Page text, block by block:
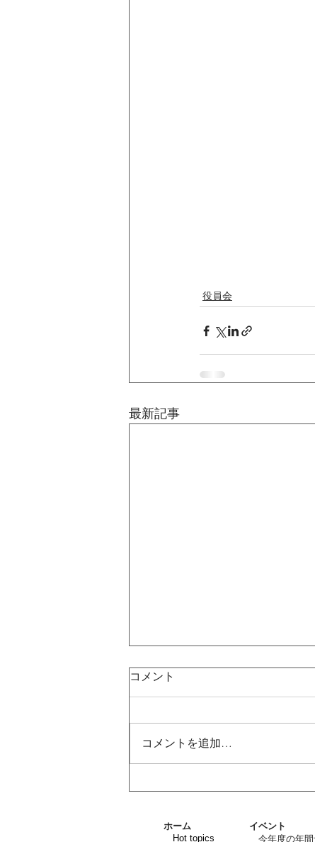
役員会
最新記事
2026年7月度合同役員会
コメント
コメントを追加…
ホーム
Hot topics
イベント
今年度の年間